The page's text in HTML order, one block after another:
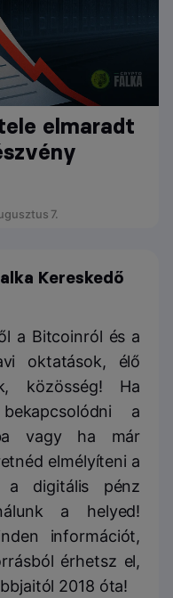
elmaradt
7.
Kereskedő
a Bitcoinról és a
oktatások, élő
közösség! Ha
a
vagy ha már
elmélyíteni a
a digitális pénz
a helyed!
információt,
érhetsz el,
2018 óta!